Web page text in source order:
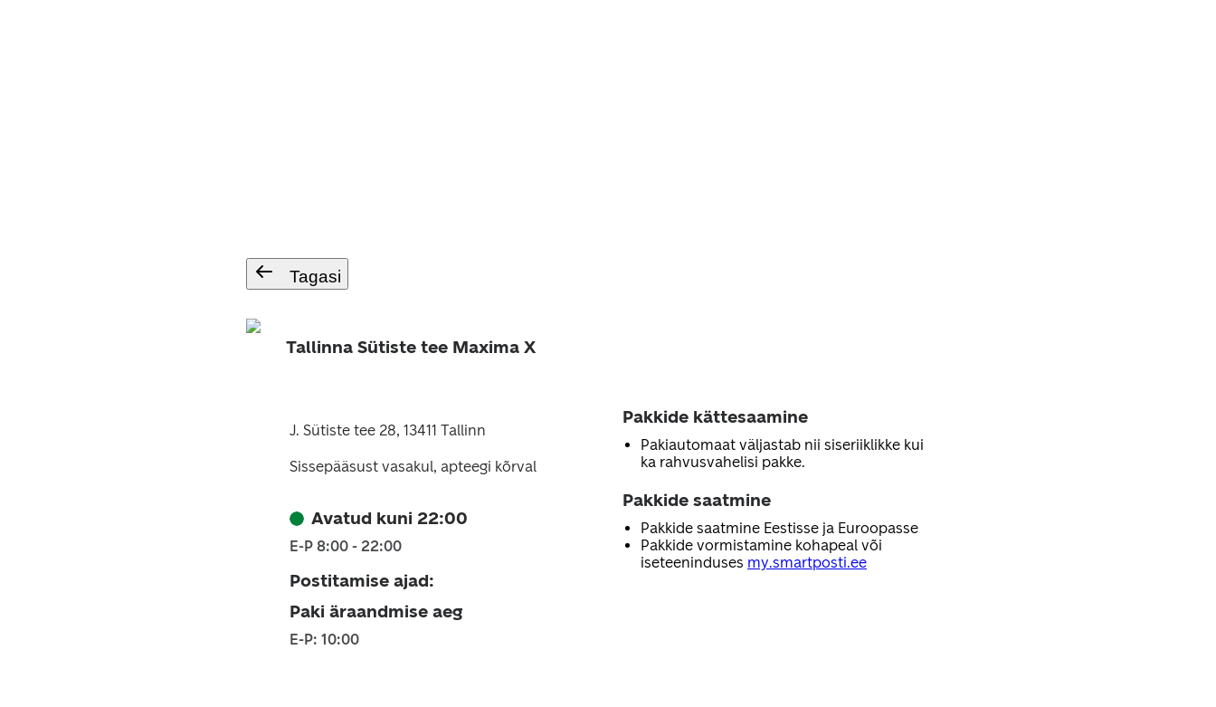
Tagasi
Tallinna Sütiste tee Maxima X
J. Sütiste tee 28, 13411 Tallinn
Sissepääsust vasakul, apteegi kõrval
Avatud kuni 22:00
E-P 8:00 - 22:00
Postitamise ajad:
Paki äraandmise aeg
E-P: 10:00
Pakkide kättesaamine
Pakiautomaat väljastab nii siseriiklikke kui
ka rahvusvahelisi pakke.
Pakkide saatmine
Pakkide saatmine Eestisse ja Euroopasse
Pakkide vormistamine kohapeal või
iseteeninduses my.smartposti.ee